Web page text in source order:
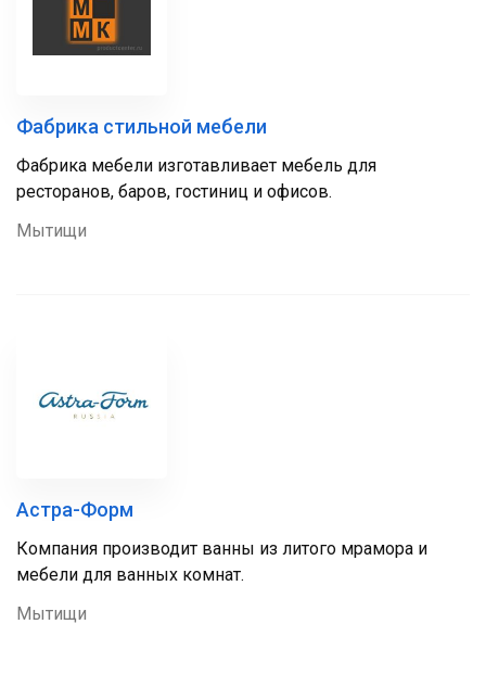
Фабрика стильной мебели
Фабрика мебели изготавливает мебель для
ресторанов, баров, гостиниц и офисов.
Мытищи
Астра-Форм
Компания производит ванны из литого мрамора и
мебели для ванных комнат.
Мытищи